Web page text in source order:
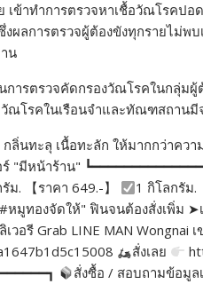
เข้าทำการตรวจหาเชื้อวัณโรคปอ
ผลการตรวจผู้ต้องขังทุกรายไม่
น
ารตรวจคัดกรองวัณโรคในกลุ่มผู้
วัณโรคในเรือนจำและทัณฑสถาน
กลิ่นทะลุ เนื้อทะลัก ให้มากกว่าค
"มีหน้าร้าน"
ม. 【ราคา 649.-】 1 กิโลกรัม.
หมูทองจัดให้" ฟินจนต้องสั่งเพิ่
วอรี Grab LINE MAN Wongnai
สั่งเลย
สั่งซื้อ / สอบถามข้อมูล